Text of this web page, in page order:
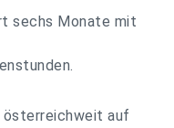
sechs Monate mit
österreichweit auf